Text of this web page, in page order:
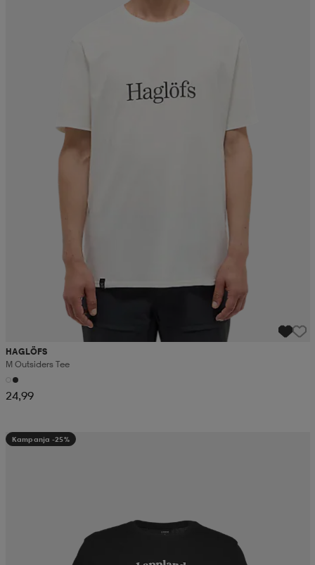
HAGLÖFS
M Outsiders Tee
24,99
Kampanja -25%